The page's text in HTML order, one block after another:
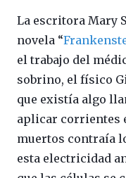
La escritora Mary
novela “
el trabajo del
sobrino, el físico
que existía algo
aplicar corrientes
muertos contraía
esta electricidad